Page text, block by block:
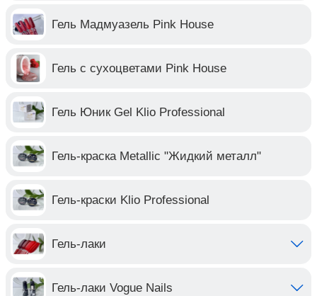
Гель Мадмуазель Pink House
Гель с сухоцветами Pink House
Гель Юник Gel Klio Professional
Гель-краска Metallic "Жидкий металл"
Гель-краски Klio Professional
Гель-лаки
Гель-лаки Vogue Nails